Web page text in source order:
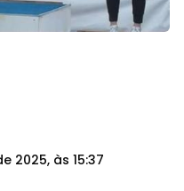
2025, às 15:37